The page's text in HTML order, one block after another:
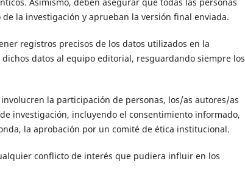
la investigación y aprueban la versión final enviada.
registros precisos de los datos utilizados en la
datos al equipo editorial, resguardando siempre los
la participación de personas, los/as autores/as
investigación, incluyendo el consentimiento informado,
la aprobación por un comité de ética institucional.
conflicto de interés que pudiera influir en los